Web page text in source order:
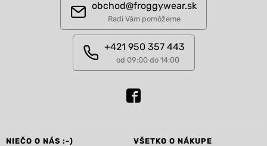
obchod@froggywear.sk
Radi Vám pomôžeme
+421 950 357 443
od 09:00 do 14:00
NIEČO O NÁS :-) VŠETKO O NÁKUPE